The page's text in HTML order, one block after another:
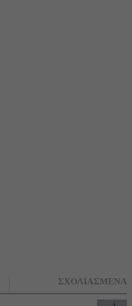
ΣΧΟΛΙΑΣΜΕΝΑ